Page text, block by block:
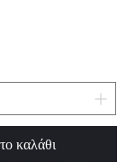
καλάθι